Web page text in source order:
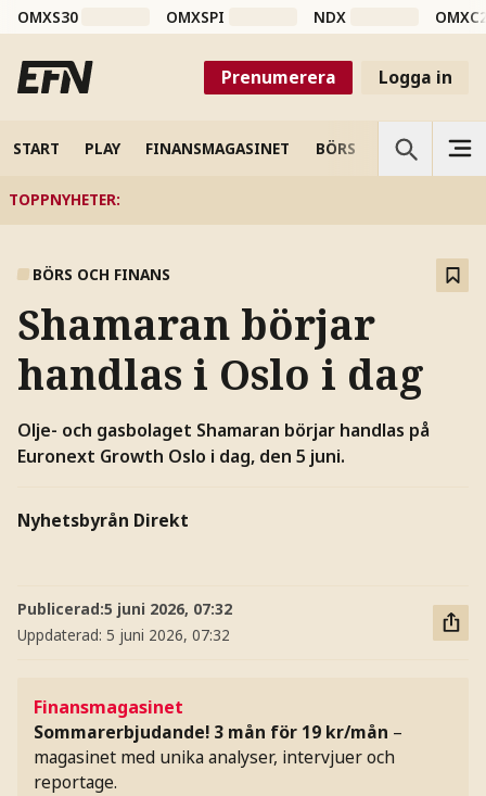
OMXS30 OMXSPI NDX
Prenumerera Logga in
START PLAY FINANSMAGASINET BÖRS VETENSKAP
TOPPNYHETER:
BÖRS OCH FINANS
Shamaran börjar
handlas i Oslo i dag
Olje- och gasbolaget Shamaran börjar handlas på
Euronext Growth Oslo i dag, den 5 juni.
Nyhetsbyrån Direkt
Publicerad:5 juni 2026, 07:32
Uppdaterad: 5 juni 2026, 07:32
Finansmagasinet
Sommarerbjudande! 3 mån för 19 kr/mån –
magasinet med unika analyser, intervjuer och
reportage.